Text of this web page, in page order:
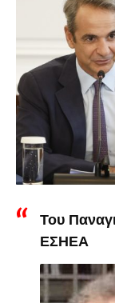
Του
ΕΣΗΕΑ